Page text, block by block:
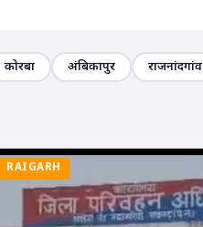
कोरबा अंबिकापुर राजनांदगांव
RAIGARH